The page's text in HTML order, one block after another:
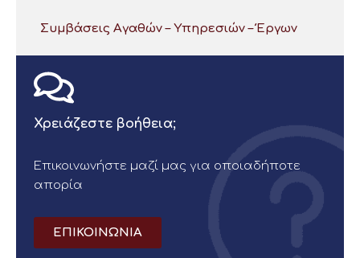
Συμβάσεις Αγαθών – Υπηρεσιών – Έργων
Χρειάζεστε βοήθεια;
Επικοινωνήστε μαζί μας για οποιαδήποτε
απορία
ΕΠΙΚΟΙΝΩΝΙΑ